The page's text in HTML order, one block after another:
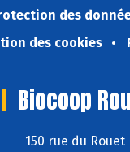
des
des cookies
Biocoop
150 rue du Rouet